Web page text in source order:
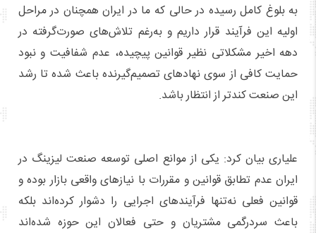
به بلوغ کامل رسیده در حالی که ما در ایران همچنان در مراحل
اولیه این فرآیند قرار داریم و به‌رغم تلاش‌های صورت‌گرفته در
دهه اخیر مشکلاتی نظیر قوانین پیچیده، عدم شفافیت و نبود
حمایت کافی از سوی نهادهای تصمیم‌گیرنده باعث شده تا رشد
این صنعت کندتر از انتظار باشد.
علیاری بیان کرد: یکی از موانع اصلی توسعه صنعت لیزینگ در
ایران عدم تطابق قوانین و مقررات با نیازهای واقعی بازار بوده و
قوانین فعلی نه‌تنها فرآیندهای اجرایی را دشوار کرده‌اند بلکه
باعث سردرگمی مشتریان و حتی فعالان این حوزه شده‌اند